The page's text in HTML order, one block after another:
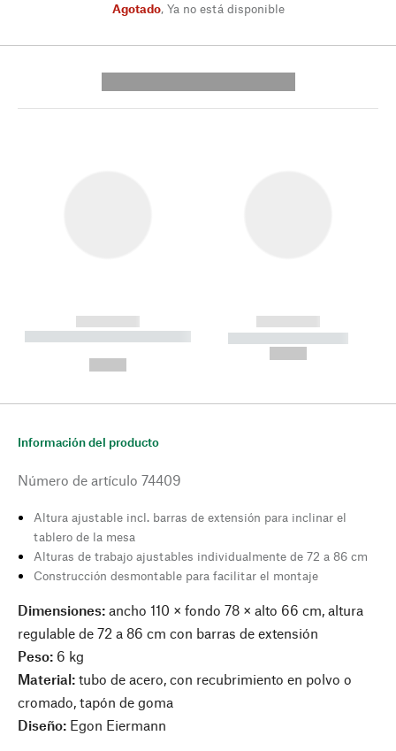
Agotado, Ya no está disponible
------------
----------- ----------- --------
------------
----------- -----------
Información del producto
Número de artículo 74409
Altura ajustable incl. barras de extensión para inclinar el
tablero de la mesa
Alturas de trabajo ajustables individualmente de 72 a 86 cm
Construcción desmontable para facilitar el montaje
Dimensiones: ancho 110 × fondo 78 × alto 66 cm, altura
regulable de 72 a 86 cm con barras de extensión
Peso: 6 kg
Material: tubo de acero, con recubrimiento en polvo o
cromado, tapón de goma
Diseño: Egon Eiermann